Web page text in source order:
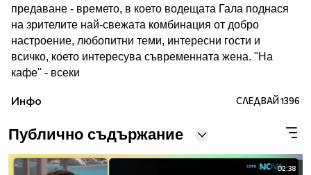
предаване - времето, в което водещата Гала поднася
на зрителите най-свежата комбинация от добро
настроение, любопитни теми, интересни гости и
всичко, което интересува съвременната жена. "На
кафе" - всеки
може да гледате и в
Инфо СЛЕДВАЙ1396
Публично съдържание
02:38